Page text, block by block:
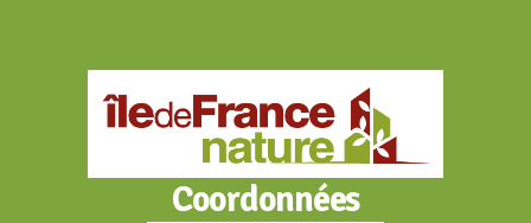
Coordonnées